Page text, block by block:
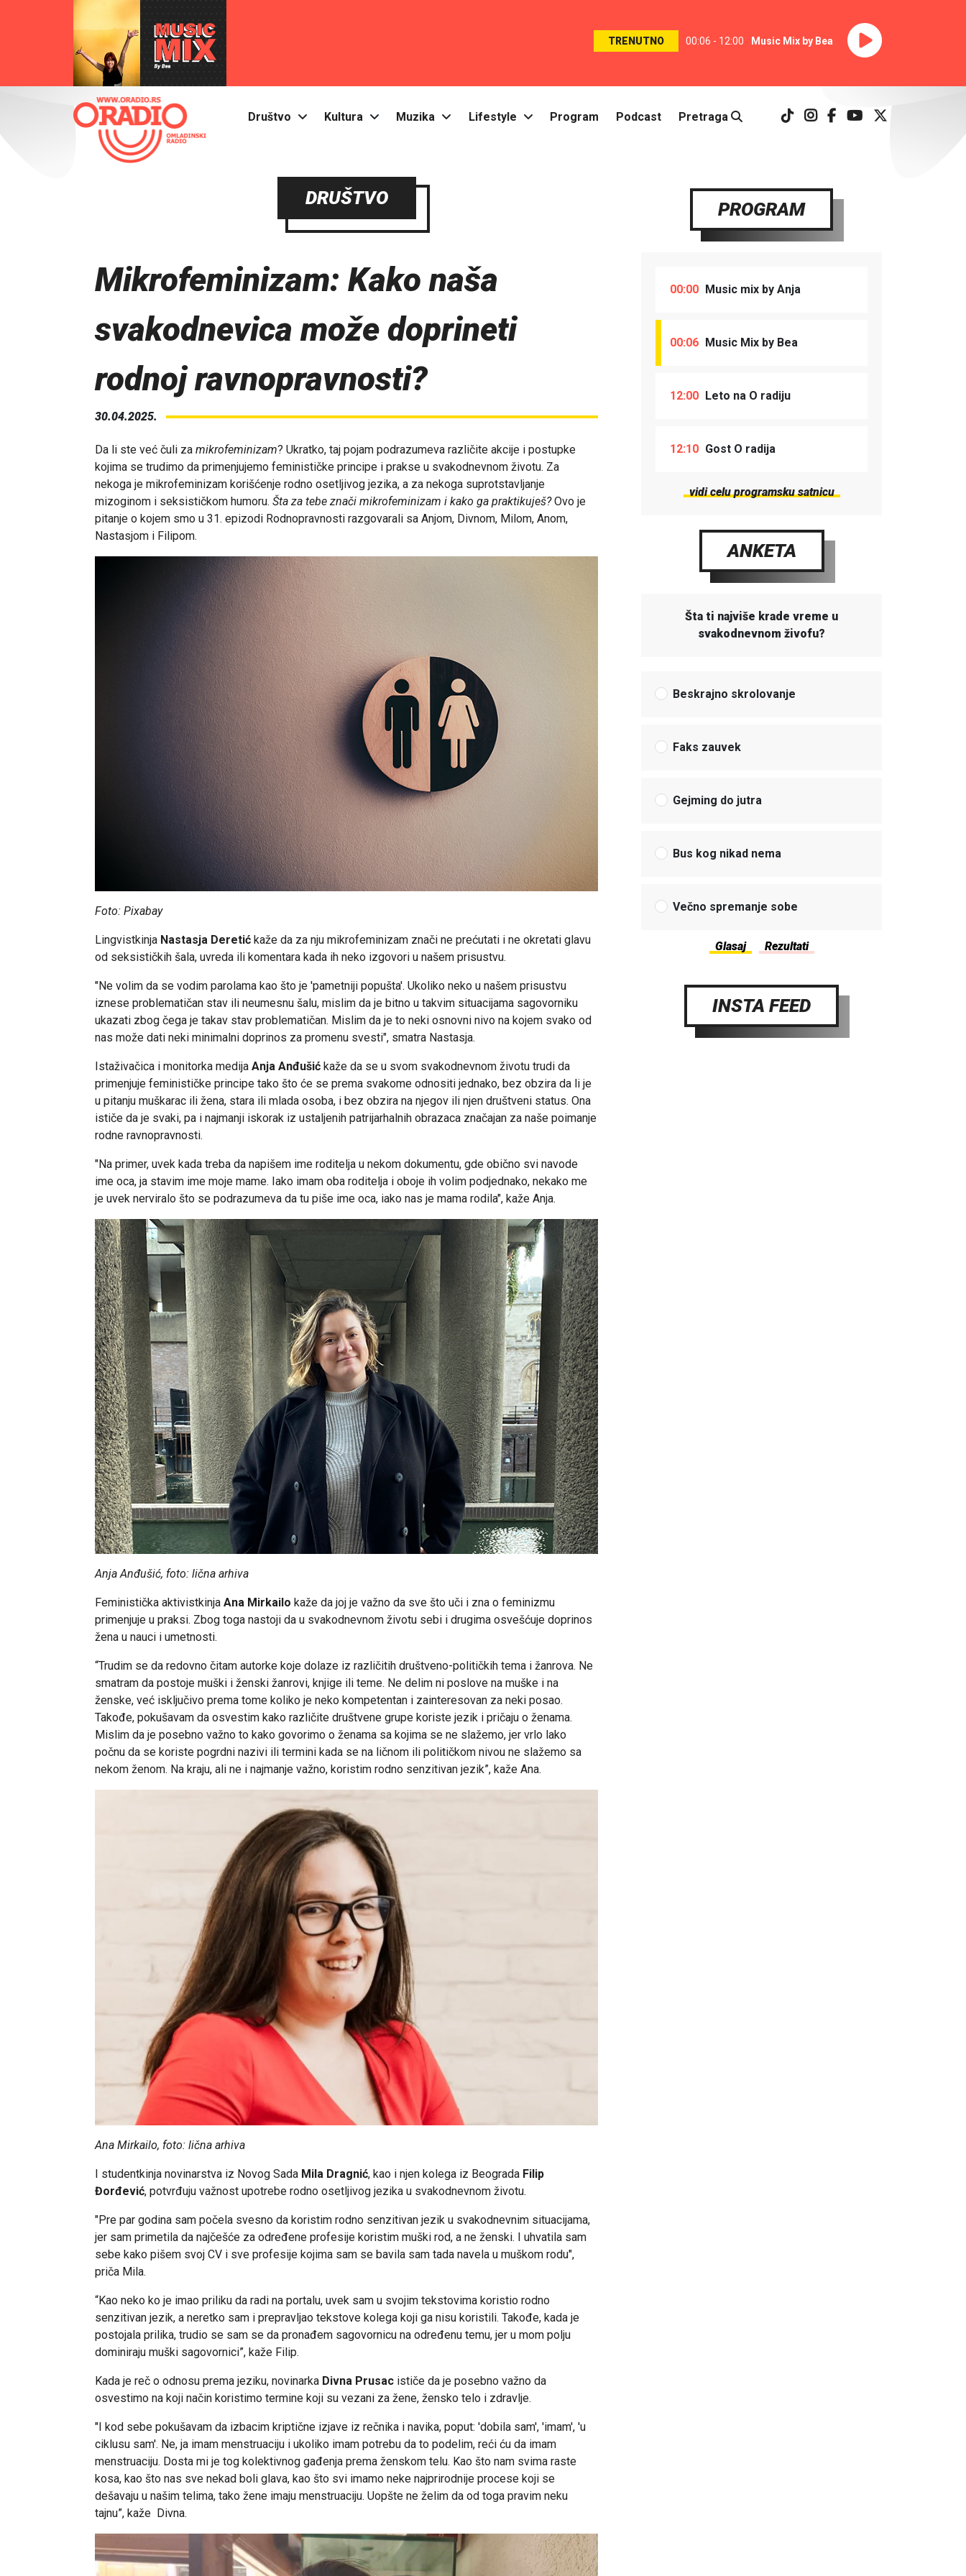
TRENUTNO 00:06 - 12:00 Music Mix by Bea
Društvo Kultura Muzika Lifestyle Program Podcast Pretraga
DRUŠTVO
Mikrofeminizam: Kako naša
svakodnevica može doprineti
rodnoj ravnopravnosti?
30.04.2025.
Da li ste već čuli za mikrofeminizam? Ukratko, taj pojam podrazumeva različite akcije i postupke
kojima se trudimo da primenjujemo feminističke principe i prakse u svakodnevnom životu. Za
nekoga je mikrofeminizam korišćenje rodno osetljivog jezika, a za nekoga suprotstavljanje
mizoginom i seksističkom humoru. Šta za tebe znači mikrofeminizam i kako ga praktikuješ?Ovo je
pitanje o kojem smo u 31. epizodi Rodnopravnosti razgovarali sa Anjom, Divnom, Milom, Anom,
Nastasjom i Filipom.
Foto: Pixabay
Lingvistkinja Nastasja Deretić kaže da za nju mikrofeminizam znači ne prećutati i ne okretati glavu
od seksističkih šala, uvreda ili komentara kada ih neko izgovori u našem prisustvu.
"Ne volim da se vodim parolama kao što je 'pametniji popušta'. Ukoliko neko u našem prisustvu
iznese problematičan stav ili neumesnu šalu, mislim da je bitno u takvim situacijama sagovorniku
ukazati zbog čega je takav stav problematičan. Mislim da je to neki osnovni nivo na kojem svako od
nas može dati neki minimalni doprinos za promenu svesti", smatra Nastasja.
Istaživačica i monitorka medija Anja Anđušić kaže da se u svom svakodnevnom životu trudi da
primenjuje feminističke principe tako što će se prema svakome odnositi jednako, bez obzira da li je
u pitanju muškarac ili žena, stara ili mlada osoba, i bez obzira na njegov ili njen društveni status. Ona
ističe da je svaki, pa i najmanji iskorak iz ustaljenih patrijarhalnih obrazaca značajan za naše poimanje
rodne ravnopravnosti.
"Na primer, uvek kada treba da napišem ime roditelja u nekom dokumentu, gde obično svi navode
ime oca, ja stavim ime moje mame. Iako imam oba roditelja i oboje ih volim podjednako, nekako me
je uvek nerviralo što se podrazumeva da tu piše ime oca, iako nas je mama rodila", kaže Anja.
Anja Anđušić, foto: lična arhiva
Feministička aktivistkinja Ana Mirkailo kaže da joj je važno da sve što uči i zna o feminizmu
primenjuje u praksi. Zbog toga nastoji da u svakodnevnom životu sebi i drugima osvešćuje doprinos
žena u nauci i umetnosti.
“Trudim se da redovno čitam autorke koje dolaze iz različitih društveno-političkih tema i žanrova. Ne
smatram da postoje muški i ženski žanrovi, knjige ili teme. Ne delim ni poslove na muške i na
ženske, već isključivo prema tome koliko je neko kompetentan i zainteresovan za neki posao.
Takođe, pokušavam da osvestim kako različite društvene grupe koriste jezik i pričaju o ženama.
Mislim da je posebno važno to kako govorimo o ženama sa kojima se ne slažemo, jer vrlo lako
počnu da se koriste pogrdni nazivi ili termini kada se na ličnom ili političkom nivou ne slažemo sa
nekom ženom. Na kraju, ali ne i najmanje važno, koristim rodno senzitivan jezik”, kaže Ana.
Ana Mirkailo, foto: lična arhiva
I studentkinja novinarstva iz Novog Sada Mila Dragnić, kao i njen kolega iz Beograda Filip
Đorđević, potvrđuju važnost upotrebe rodno osetljivog jezika u svakodnevnom životu.
"Pre par godina sam počela svesno da koristim rodno senzitivan jezik u svakodnevnim situacijama,
jer sam primetila da najčešće za određene profesije koristim muški rod, a ne ženski. I uhvatila sam
sebe kako pišem svoj CV i sve profesije kojima sam se bavila sam tada navela u muškom rodu",
priča Mila.
“Kao neko ko je imao priliku da radi na portalu, uvek sam u svojim tekstovima koristio rodno
senzitivan jezik, a neretko sam i prepravljao tekstove kolega koji ga nisu koristili. Takođe, kada je
postojala prilika, trudio se sam se da pronađem sagovornicu na određenu temu, jer u mom polju
dominiraju muški sagovornici”, kaže Filip.
Kada je reč o odnosu prema jeziku, novinarka Divna Prusac ističe da je posebno važno da
osvestimo na koji način koristimo termine koji su vezani za žene, žensko telo i zdravlje.
"I kod sebe pokušavam da izbacim kriptične izjave iz rečnika i navika, poput: 'dobila sam', 'imam', 'u
ciklusu sam'. Ne, ja imam menstruaciju i ukoliko imam potrebu da to podelim, reći ću da imam
menstruaciju. Dosta mi je tog kolektivnog gađenja prema ženskom telu. Kao što nam svima raste
kosa, kao što nas sve nekad boli glava, kao što svi imamo neke najprirodnije procese koji se
dešavaju u našim telima, tako žene imaju menstruaciju. Uopšte ne želim da od toga pravim neku
tajnu”, kaže Divna.
PROGRAM
00:00 Music mix by Anja
00:06 Music Mix by Bea
12:00 Leto na O radiju
12:10 Gost O radija
vidi celu programsku satnicu
ANKETA
Šta ti najviše krade vreme u
svakodnevnom živofu?
Beskrajno skrolovanje
Faks zauvek
Gejming do jutra
Bus kog nikad nema
Večno spremanje sobe
INSTA FEED